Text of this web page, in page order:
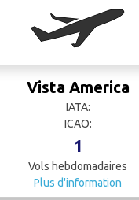
Vista America
IATA:
ICAO:
1
Vols hebdomadaires
Plus d'information